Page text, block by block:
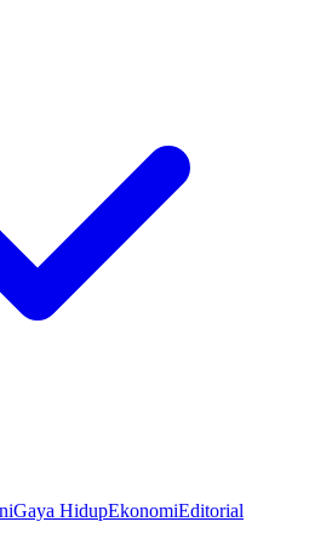
Gaya HidupEkonomiEditorial